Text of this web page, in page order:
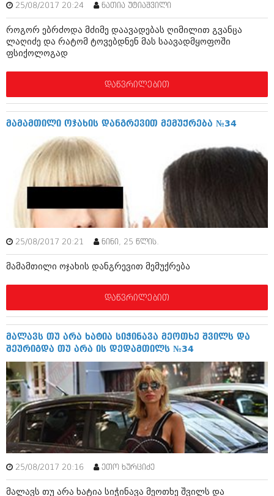
ინტერვიუები
ამბები
საზოგადოება
მოდი, ვილაპარაკოთ
მოდა + დიზაინი
რელიგია
მედიცინა
სპორტი
კადრს მიღმა
კულინარია
ბელადები
თემიდას სასწორი
იუმორი
კალეიდოსკოპი
ჰოროსკოპი და შეუცნობელი
კრიმინალი
რომანი და დეტექტივი
შოუბიზნესი
მოდა + დიზაინი
რელიგია
კადრს მიღმა
კულინარია
ავტორჩევები
ბელადები
ბიზნესსიახლეები
გვარები
თემიდას სასწორი
ჰოროსკოპი და შეუცნობელი
კრიმინალი
რომანი და დეტექტივი
სახალისო ამბები
შოუბიზნესი
დაიჯესტი
ქალი და მამაკაცი
ისტორია
25/08/2017 20:24 ნათია უტიაშვილი
როგორ ებრძოდა მძიმე დაავადებას ღიმილით გვანცა
ლაღიძე და რატომ ტოვებდნენ მას საავადმყოფოში
ფსიქოლოგად
დაწვრილებით
მამამთილი ოჯახის დანგრევით მემუქრება №34
25/08/2017 20:21 ნინი, 25 წლის.
მამამთილი ოჯახის დანგრევით მემუქრება
დაწვრილებით
მალავს თუ არა ხატია სიჭინავა მეოთხე შვილს და
შეურიგდა თუ არა ის დედამთილს №34
25/08/2017 20:16 ეთო ხურციძე
მალავს თუ არა ხატია სიჭინავა მეოთხე შვილს და